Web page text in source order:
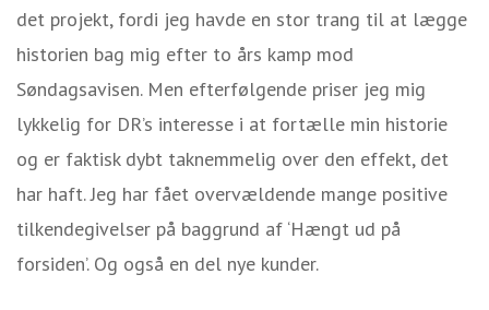
det projekt, fordi jeg havde en stor trang til at lægge
historien bag mig efter to års kamp mod
Søndagsavisen. Men efterfølgende priser jeg mig
lykkelig for DR’s interesse i at fortælle min historie
og er faktisk dybt taknemmelig over den effekt, det
har haft. Jeg har fået overvældende mange positive
tilkendegivelser på baggrund af ‘Hængt ud på
forsiden’. Og også en del nye kunder.